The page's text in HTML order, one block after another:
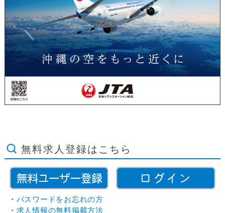
無料求人登録はこちら
・ パスワードをお忘れの方
・ 求人情報の無料掲載方法